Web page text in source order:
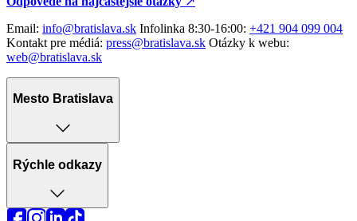
Email: info@bratislava.sk Infolinka 8:30-16:00: +421 904 099 004
Kontakt pre médiá: press@bratislava.sk Otázky k webu:
web@bratislava.sk
Mesto Bratislava
Rýchle odkazy